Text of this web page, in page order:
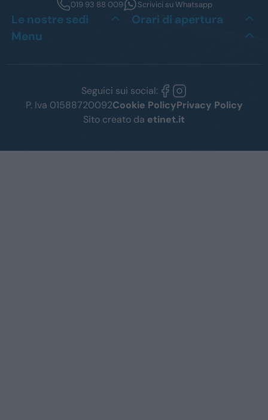
019 93 88 009 Scrivici su Whatsapp
Le nostre sedi
Orari di apertura
Menu
Seguici sui social:
P. Iva 01588720092Cookie PolicyPrivacy Policy
Sito creato da etinet.it